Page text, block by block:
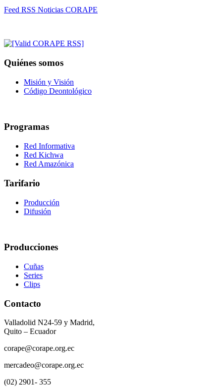
Feed RSS Noticias CORAPE
Quiénes somos
Misión y Visión
Código Deontológico
Programas
Red Informativa
Red Kichwa
Red Amazónica
Tarifario
Producción
Difusión
Producciones
Cuñas
Series
Clips
Contacto
Valladolid N24-59 y Madrid,
Quito – Ecuador
corape@corape.org.ec
mercadeo@corape.org.ec
(02) 2901- 355